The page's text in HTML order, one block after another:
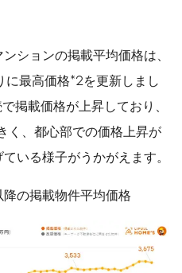
ションの掲載平均価格は、
最高価格*2を更新しまし
掲載価格が上昇しており、
く、都心部での価格上昇が
いる様子がうかがえます。
の掲載物件平均価格